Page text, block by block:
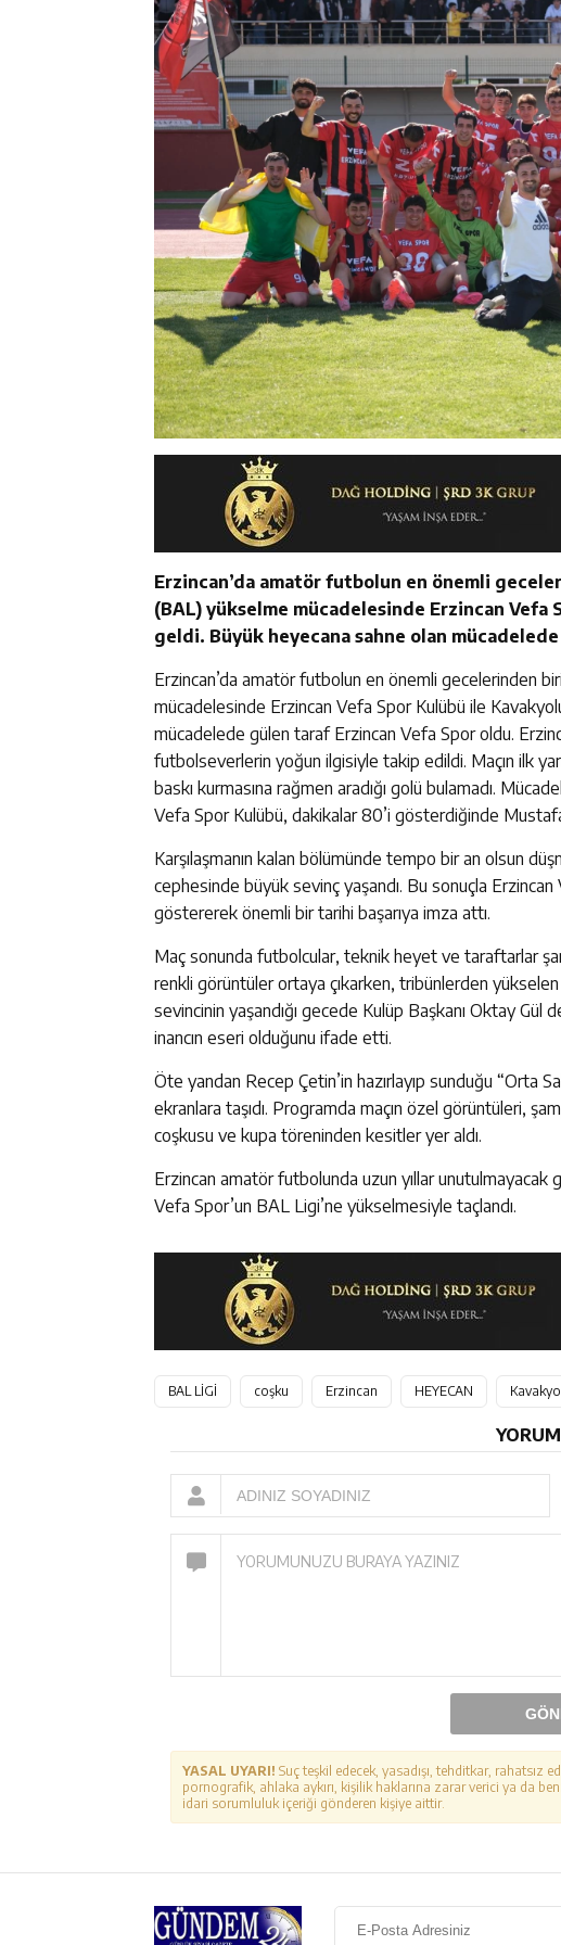
Erzincan’da amatör futbolun en önemli
(BAL) yükselme mücadelesinde Erzincan Vefa
geldi. Büyük heyecana sahne olan
Erzincan’da amatör futbolun en önemli gecelerinden
mücadelesinde Erzincan Vefa Spor Kulübü ile
mücadelede gülen taraf Erzincan Vefa Spor oldu.
futbolseverlerin yoğun ilgisiyle takip edildi. Maçın ilk
baskı kurmasına rağmen aradığı golü bulamadı.
Vefa Spor Kulübü, dakikalar 80’i gösterdiğinde
Karşılaşmanın kalan bölümünde tempo bir an olsun
cephesinde büyük sevinç yaşandı. Bu sonuçla
göstererek önemli bir tarihi başarıya imza attı.
Maç sonunda futbolcular, teknik heyet ve taraftarlar
renkli görüntüler ortaya çıkarken, tribünlerden
sevincinin yaşandığı gecede Kulüp Başkanı Oktay Gül
inancın eseri olduğunu ifade etti.
Öte yandan Recep Çetin’in hazırlayıp sunduğu “Orta
ekranlara taşıdı. Programda maçın özel görüntüleri,
coşkusu ve kupa töreninden kesitler yer aldı.
Erzincan amatör futbolunda uzun yıllar unutulmayacak
Vefa Spor’un BAL Ligi’ne yükselmesiyle taçlandı.
BAL LİGİ coşku Erzincan HEYECAN
YASAL UYARI! Suç teşkil edecek, yasadışı, tehditkar, rahatsız
pornografik, ahlaka aykırı, kişilik haklarına zarar verici ya da
idari sorumluluk içeriği gönderen kişiye aittir.